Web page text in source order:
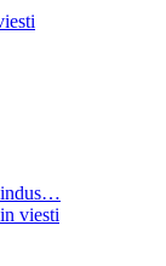
indus…
viesti